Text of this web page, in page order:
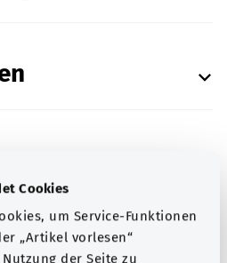
Cookies
um Service-Funktionen
„Artikel vorlesen“
der Seite zu
mit dem